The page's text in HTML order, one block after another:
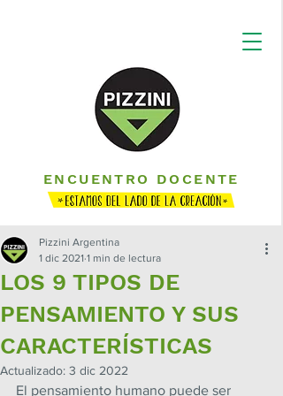
ENCUENTRO DOCENTE
LOS 9 TIPOS DE
PENSAMIENTO Y SUS
CARACTERÍSTICAS
Pizzini Argentina
1 dic 2021 1 min de lectura
Actualizado: 3 dic 2022
El pensamiento humano puede ser